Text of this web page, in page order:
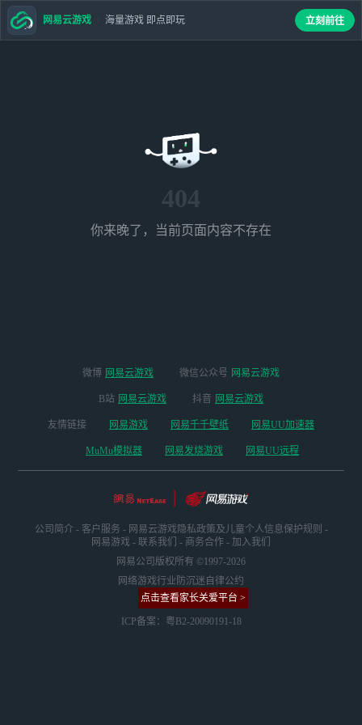
404
你来晚了，当前页面内容不存在
网易云游戏 海量游戏 即点即玩 立刻前往
微博 网易云游戏 微信公众号 网易云游戏
B站 网易云游戏 抖音 网易云游戏
友情链接 网易游戏 网易千千壁纸 网易UU加速器
MuMu模拟器 网易发烧游戏 网易UU远程
公司简介 - 客户服务 - 网易云游戏隐私政策及儿童个人信息保护规则 -
网易游戏 - 联系我们 - 商务合作 - 加入我们
网易公司版权所有 ©1997-2026
网络游戏行业防沉迷自律公约
点击查看家长关爱平台 >
ICP备案：粤B2-20090191-18